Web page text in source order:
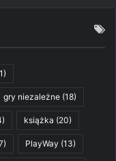
gry niezależne (18)
książka (20)
PlayWay (13)